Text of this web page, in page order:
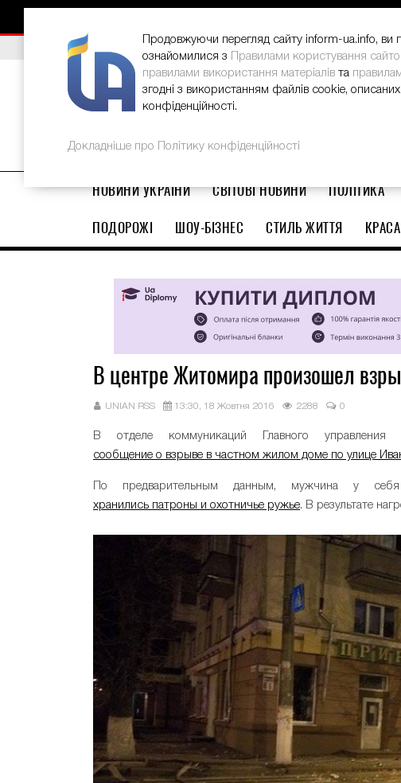
ВИБІР РЕДАКЦІЇ В Україні стартував ювілейний Global
НОВИНИ УКРАЇНИ СВІТОВІ НОВИНИ ПОЛІТИКА
ПОДОРОЖІ
ШОУ-БІЗНЕС СТИЛЬ ЖИТТЯ КРАСА
В центре Житомира произошел
UNIAN RSS 13:30, 18 Жовтня 2016 2288 0
В отделе коммуникаций Главного
сообщение о взрыве в частном жилом доме по улице
По предварительным данным, мужчина у
хранились патроны и охотничье ружье. В результате
Продовжуючи перегляд сайту inform-ua.info, ви
ознайомилися з
Правилами користування
правилами використання матеріалів та
згодні з використанням файлів cookie, описаних
конфіденційності.
Докладніше про Політику конфіденційності